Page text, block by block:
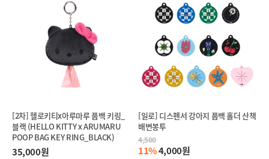
[2차] 헬로키티x아루마루 풉백 키링_
블랙 (HELLO KITTY x ARUMARU
POOP BAG KEY RING_BLACK)
35,000원
[일로] 디스펜서 강아지 풉백 홀더 산책
배변봉투
4,500
11%4,000원